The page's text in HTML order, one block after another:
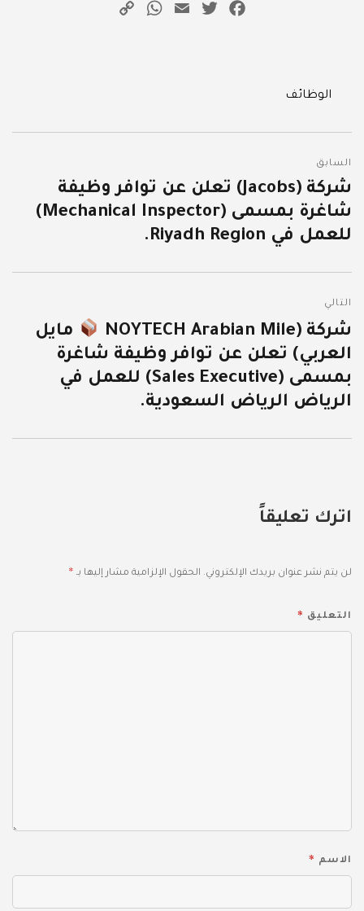
Facebook
Twitter
Email
WhatsApp
Categories
الوظائف
المقالات
السابق
المقالة
السابقة:
شركة (Jacobs) تعلن عن توافر وظيفة
شاغرة بمسمى (Mechanical Inspector)
للعمل في Riyadh Region.
التالي
المقالة
التالية:
شركة (NOYTECH Arabian Mile
مايل
العربي) تعلن عن توافر وظيفة شاغرة
بمسمى (Sales Executive) للعمل في
الرياض الرياض السعودية.
اترك تعليقاً
لن يتم نشر عنوان بريدك الإلكتروني. الحقول الإلزامية مشار إليها بـ *
التعليق *
الاسم *